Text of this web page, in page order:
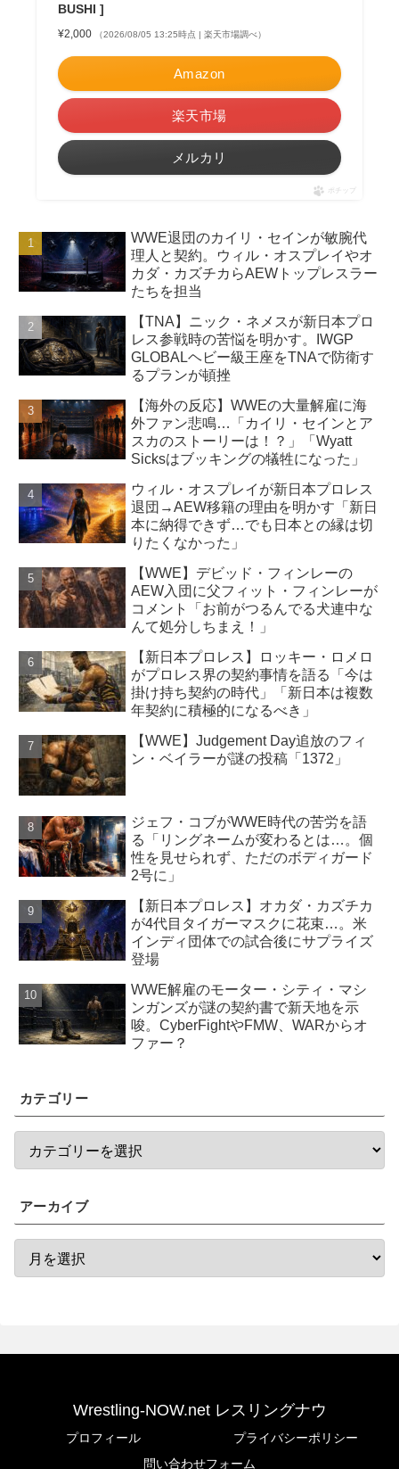
BUSHI ]
¥2,000 （2026/08/05 13:25時点 | 楽天市場調べ）
Amazon
楽天市場
メルカリ
ポチップ
WWE退団のカイリ・セインが敏腕代
理人と契約。ウィル・オスプレイやオ
カダ・カズチカらAEWトップレスラー
たちを担当
【TNA】ニック・ネメスが新日本プロ
レス参戦時の苦悩を明かす。IWGP
GLOBALヘビー級王座をTNAで防衛す
るプランが頓挫
【海外の反応】WWEの大量解雇に海
外ファン悲鳴…「カイリ・セインとア
スカのストーリーは！？」「Wyatt
Sicksはブッキングの犠牲になった」
ウィル・オスプレイが新日本プロレス
退団→AEW移籍の理由を明かす「新日
本に納得できず…でも日本との縁は切
りたくなかった」
【WWE】デビッド・フィンレーの
AEW入団に父フィット・フィンレーが
コメント「お前がつるんでる犬連中な
んて処分しちまえ！」
【新日本プロレス】ロッキー・ロメロ
がプロレス界の契約事情を語る「今は
掛け持ち契約の時代」「新日本は複数
年契約に積極的になるべき」
【WWE】Judgement Day追放のフィ
ン・ベイラーが謎の投稿「1372」
ジェフ・コブがWWE時代の苦労を語
る「リングネームが変わるとは…。個
性を見せられず、ただのボディガード
2号に」
【新日本プロレス】オカダ・カズチカ
が4代目タイガーマスクに花束…。米
インディ団体での試合後にサプライズ
登場
WWE解雇のモーター・シティ・マシ
ンガンズが謎の契約書で新天地を示
唆。CyberFightやFMW、WARからオ
ファー？
カテゴリー
アーカイブ
Wrestling-NOW.net レスリングナウ
プロフィール
プライバシーポリシー
問い合わせフォーム